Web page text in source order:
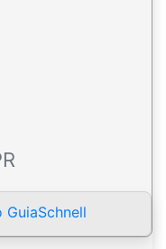
GuiaSchnell